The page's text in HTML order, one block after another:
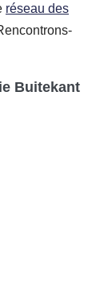
réseau des
Buitekant